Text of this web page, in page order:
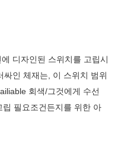
디자인된 스위치를 고립시
인 체재는, 이 스위치 범위
회색/그것에게 수선
필요조건든지를 위한 아